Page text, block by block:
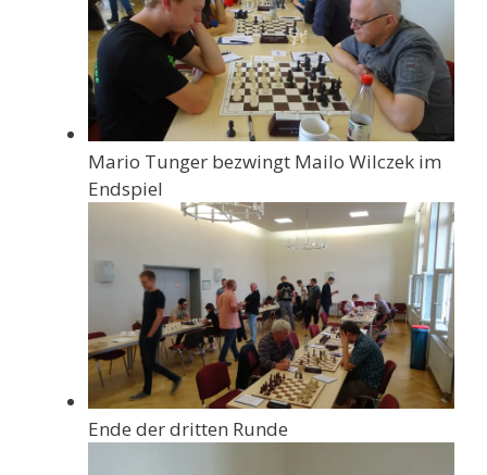
Mario Tunger bezwingt Mailo Wilczek im
Endspiel
Ende der dritten Runde